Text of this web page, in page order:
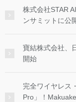
株式会社STAR
ンサミットに公
寶結株式会社、
開始
完全ワイヤレス
Pro」！